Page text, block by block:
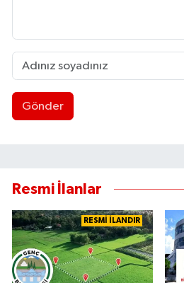
Gönder
Resmi İlanlar
RESMİ İLANDIR